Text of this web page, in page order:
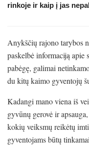
rinkoje ir kaip į jas
Anykščių rajono tarybos
paskelbė informaciją
pabėgę, galimai
du kitų kaimo gyventojų
Kadangi mano viena iš
gyvūnų gerovė ir
kokių veiksmų reikėtų
gyventojams būtų